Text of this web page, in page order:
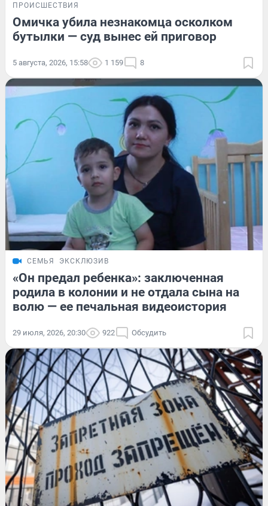
ПРОИСШЕСТВИЯ
Омичка убила незнакомца осколком
бутылки — суд вынес ей приговор
5 августа, 2026, 15:58 1 159 8
СЕМЬЯ ЭКСКЛЮЗИВ
«Он предал ребенка»: заключенная
родила в колонии и не отдала сына на
волю — ее печальная видеоистория
29 июля, 2026, 20:30 922 Обсудить